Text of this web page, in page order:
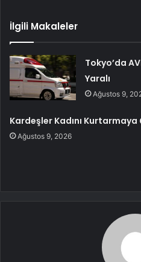
İlgili Makaleler
Tokyo’da
Yaralı
Ağustos 9,
Kardeşler Kadını Kurtarmaya
Ağustos 9, 2026